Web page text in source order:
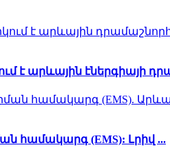
է արևային էներգիայի
համակարգ (EMS): Լրիվ ...